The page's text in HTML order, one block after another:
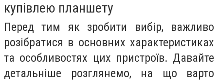
купівлею планшету
Перед тим як зробити вибір, важливо
розібратися в основних характеристиках
та особливостях цих пристроїв. Давайте
детальніше розглянемо, на що варто